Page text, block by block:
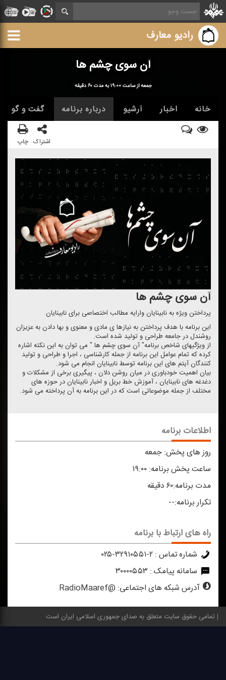
رادیو معارف
آن سوی چشم ها
جمعه از ساعت ۱۹:۰۰ به مدت ۶۰ دقیقه
خانه اخبار آرشیو درباره برنامه گفت و گو
اشتراک چاپ
آن سوی چشم ها
پرداختن ویژه به نابینایان وارایه مطالب اختصاصی برای نابینایان
این برنامه با هدف پرداختن به نیازها ی مادی و معنوی و بها دادن به عزیزان
روشندل در جامعه طراحی و تولید شده است.
از ویژگیهای شاخص برنامه" آن سوی چشم ها " می توان به این نكته اشاره
كرده كه تمام عوامل این برنامه از جمله كارشناسی ، اجرا و طراحی و تولید
كنندگان آیتم های این برنامه توسط نابینایان انجام می شود.
بیان اهمیت خودباوری در میان روشن دلان ، پیگیری برخی از مشكلات و
دغدغه های نابینایان ، آموزش خط بریل و اخبار نابینایان در حوزه های
مختلف از جمله موضوعاتی است كه در این برنامه به آن پرداخته می شود.
اطلاعات برنامه
روز های پخش:جمعه
ساعت پخش برنامه:
مدت برنامه:۶۰ دقیقه
تکرار برنامه:--
راه های ارتباط با برنامه
شماره تماس : ۲-۳۲۹۱۰۵۵۱-۰۲۵
سامانه پیامک : ۳۰۰۰۰۵۵۳
آدرس شبکه های اجتماعی: @RadioMaaref
تمامی حقوق سایت متعلق به صدای جمهوری اسلامی ایران است